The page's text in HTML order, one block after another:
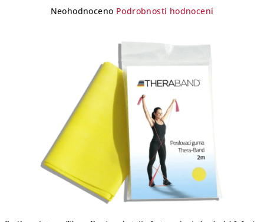
Průměrné
hvězdiček.
Neohodnoceno Podrobnosti hodnocení